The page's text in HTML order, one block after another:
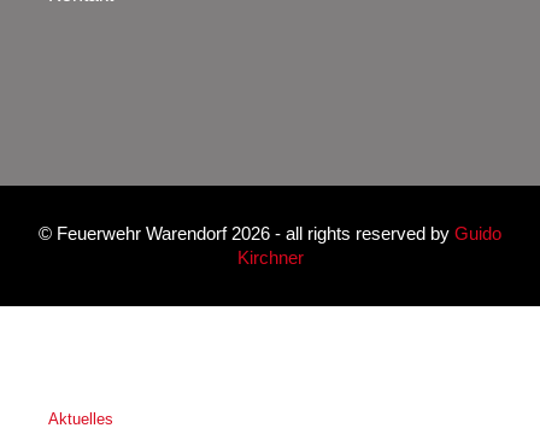
© Feuerwehr Warendorf 2026 - all rights reserved by Guido
Kirchner
Aktuelles